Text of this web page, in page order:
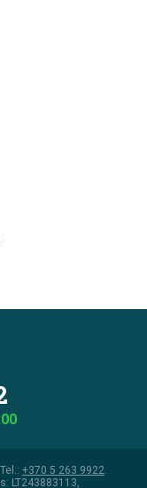
+370 5 263 9922
LT243883113,